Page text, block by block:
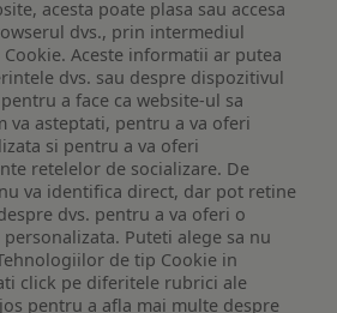
acesta poate plasa sau accesa
dvs., prin intermediul
Aceste informatii ar putea
dvs. sau despre dispozitivul
a face ca website-ul sa
va asteptati, pentru a va oferi
si pentru a va oferi
retelelor de socializare. De
va identifica direct, dar pot retine
dvs. pentru a va oferi o
Puteti alege sa nu
de tip Cookie in
click pe diferitele rubrici ale
pentru a afla mai multe despre